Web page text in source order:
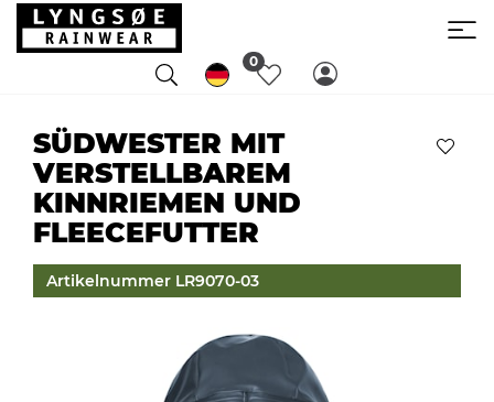
0
SÜDWESTER MIT
VERSTELLBAREM
KINNRIEMEN UND
FLEECEFUTTER
Artikelnummer LR9070-03